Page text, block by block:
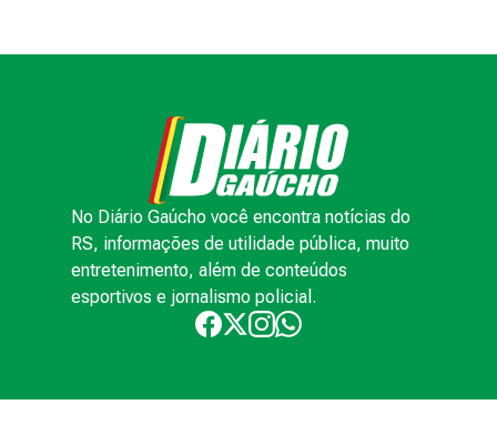
No Diário Gaúcho você encontra notícias do
RS, informações de utilidade pública, muito
entretenimento, além de conteúdos
esportivos e jornalismo policial.